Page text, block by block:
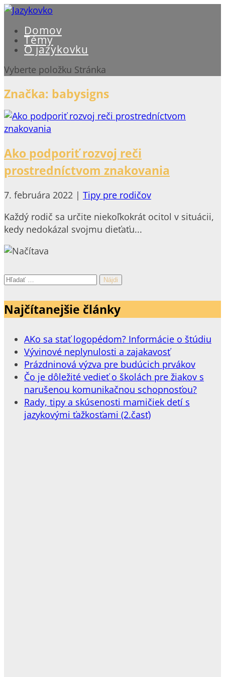
Domov
Témy
O jazykovku
Vyberte položku Stránka
Značka: babysigns
Ako podporiť rozvoj reči
prostredníctvom znakovania
7. februára 2022 | Tipy pre rodičov
Každý rodič sa určite niekoľkokrát ocitol v situácii,
kedy nedokázal svojmu dieťaťu...
Hľadať:
Najčítanejšie články
AKo sa stať logopédom? Informácie o štúdiu
Vývinové neplynulosti a zajakavosť
Prázdninová výzva pre budúcich prvákov
Čo je dôležité vedieť o školách pre žiakov s
narušenou komunikačnou schopnosťou?
Rady, tipy a skúsenosti mamičiek detí s
jazykovými ťažkosťami (2.časť)